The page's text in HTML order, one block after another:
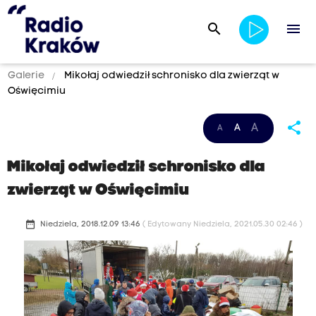
search menu
Galerie
Mikołaj odwiedził schronisko dla zwierząt w
Oświęcimiu
A A A share
Mikołaj odwiedził schronisko dla
zwierząt w Oświęcimiu
date_range Niedziela, 2018.12.09 13:46 ( Edytowany Niedziela, 2021.05.30 02:46 )